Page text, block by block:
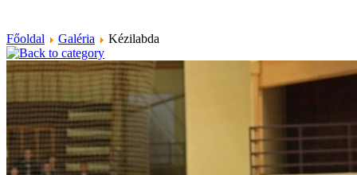
Főoldal Galéria Kézilabda